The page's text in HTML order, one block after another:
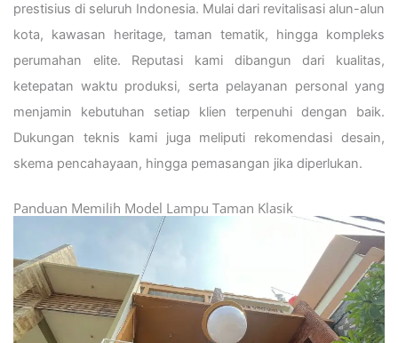
prestisius di seluruh Indonesia. Mulai dari revitalisasi alun-alun
kota, kawasan heritage, taman tematik, hingga kompleks
perumahan elite. Reputasi kami dibangun dari kualitas,
ketepatan waktu produksi, serta pelayanan personal yang
menjamin kebutuhan setiap klien terpenuhi dengan baik.
Dukungan teknis kami juga meliputi rekomendasi desain,
skema pencahayaan, hingga pemasangan jika diperlukan.
Panduan Memilih Model Lampu Taman Klasik